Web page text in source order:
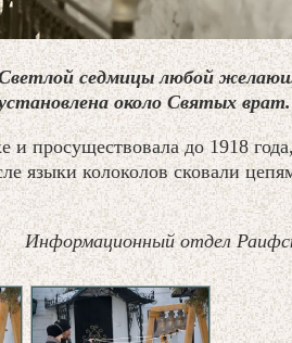
Светлой седмицы любой
около Святых врат.
просуществовала до 1918
языки колоколов сковали
Информационный отдел